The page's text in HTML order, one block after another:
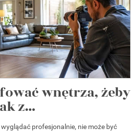
wnętrza, żeby
z...
profesjonalnie, nie może być